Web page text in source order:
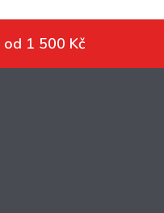
od 1 500 Kč